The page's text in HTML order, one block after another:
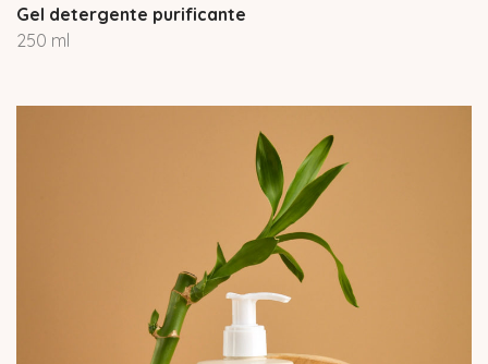
Gel detergente purificante
250 ml